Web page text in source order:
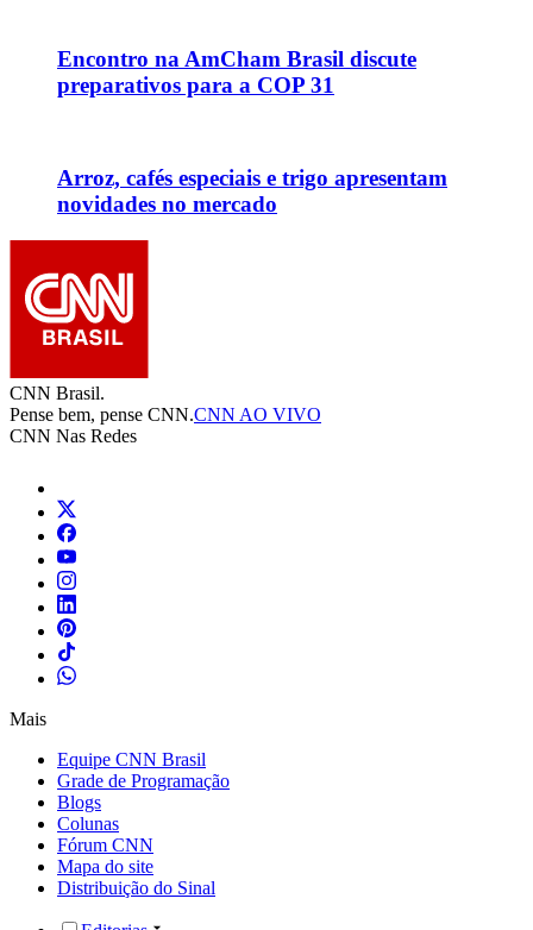
Encontro na AmCham Brasil discute
preparativos para a COP 31
Arroz, cafés especiais e trigo apresentam
novidades no mercado
CNN Brasil.
Pense bem, pense CNN.CNN AO VIVO
CNN Nas Redes
Mais
Equipe CNN Brasil
Grade de Programação
Blogs
Colunas
Fórum CNN
Mapa do site
Distribuição do Sinal